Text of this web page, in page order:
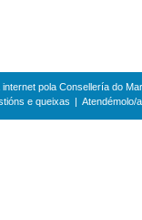
pola Consellería do
e queixas Atendémolo/a